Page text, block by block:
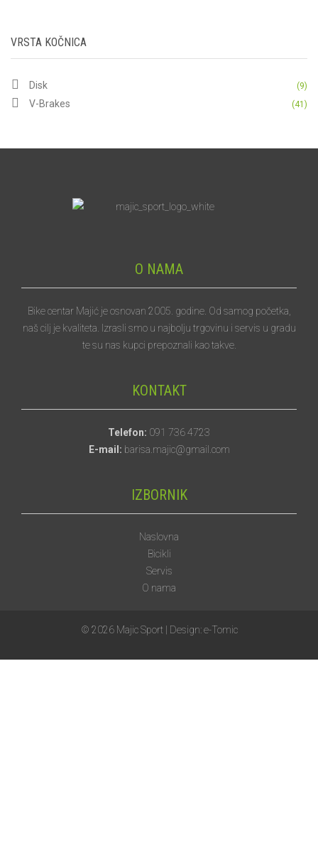
VRSTA KOČNICA
Disk (9)
V-Brakes (41)
O NAMA
Bike centar Majić je osnovan 2005. godine. Od samog početka,
naš cilj je kvaliteta. Izrasli smo u najbolju trgovinu i servis u gradu
te su nas kupci prepoznali kao takve.
KONTAKT
Telefon: 091 736 4723
E-mail: barisa.majic@gmail.com
IZBORNIK
Naslovna
Bicikli
Servis
O nama
© 2026 Majic Sport | Design:e-Tomic